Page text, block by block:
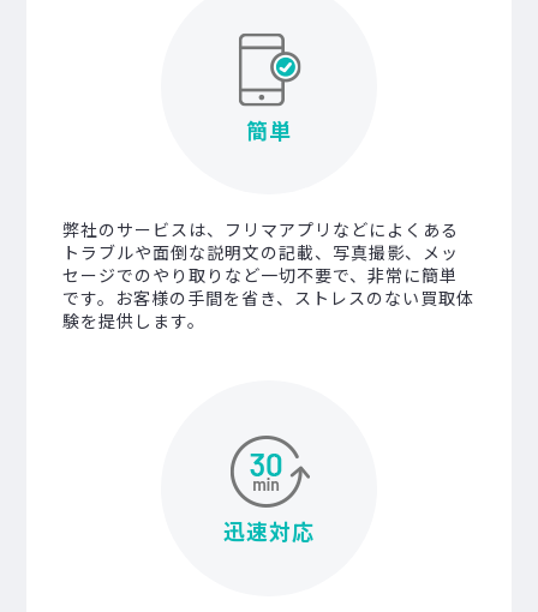
簡単
弊社のサービスは、フリマアプリなどによくある
トラブルや面倒な説明文の記載、写真撮影、メッ
セージでのやり取りなど一切不要で、非常に簡単
です。お客様の手間を省き、ストレスのない買取体
験を提供します。
迅速対応